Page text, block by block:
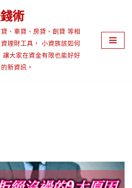
術
、車貸、房貸、創貸 等相
理財工具， 小資族該如何
大家在資金有限也能好好
新資訊。